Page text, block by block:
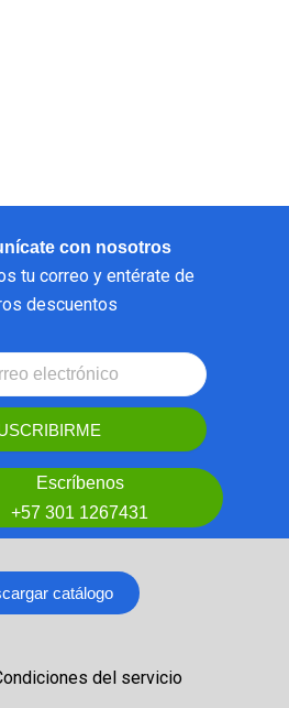
con nosotros
tu correo y entérate de
descuentos
Escríbenos
+57 301 1267431
catálogo
del servicio